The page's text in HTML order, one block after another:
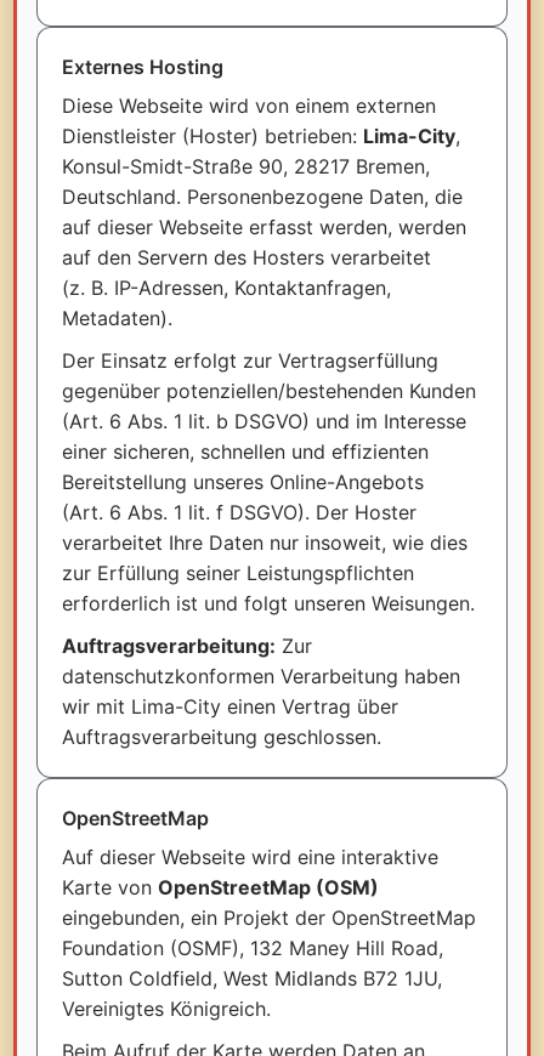
Externes Hosting
Diese Webseite wird von einem externen
Dienstleister (Hoster) betrieben: Lima-City,
Konsul-Smidt-Straße 90, 28217 Bremen,
Deutschland. Personenbezogene Daten, die
auf dieser Webseite erfasst werden, werden
auf den Servern des Hosters verarbeitet
(z. B. IP-Adressen, Kontaktanfragen,
Metadaten).
Der Einsatz erfolgt zur Vertragserfüllung
gegenüber potenziellen/bestehenden Kunden
(Art. 6 Abs. 1 lit. b DSGVO) und im Interesse
einer sicheren, schnellen und effizienten
Bereitstellung unseres Online-Angebots
(Art. 6 Abs. 1 lit. f DSGVO). Der Hoster
verarbeitet Ihre Daten nur insoweit, wie dies
zur Erfüllung seiner Leistungspflichten
erforderlich ist und folgt unseren Weisungen.
Auftragsverarbeitung: Zur
datenschutzkonformen Verarbeitung haben
wir mit Lima-City einen Vertrag über
Auftragsverarbeitung geschlossen.
OpenStreetMap
Auf dieser Webseite wird eine interaktive
Karte vonOpenStreetMap (OSM)
eingebunden, ein Projekt der OpenStreetMap
Foundation (OSMF), 132 Maney Hill Road,
Sutton Coldfield, West Midlands B72 1JU,
Vereinigtes Königreich.
Beim Aufruf der Karte werden Daten an